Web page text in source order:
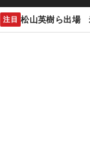
注目 松山英樹ら出場